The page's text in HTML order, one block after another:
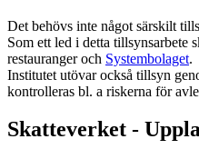
Det behövs inte något särskilt
Som ett led i detta tillsynsarbete
restauranger och Systembolaget.
Institutet utövar också tillsyn
kontrolleras bl. a riskerna för
Skatteverket -